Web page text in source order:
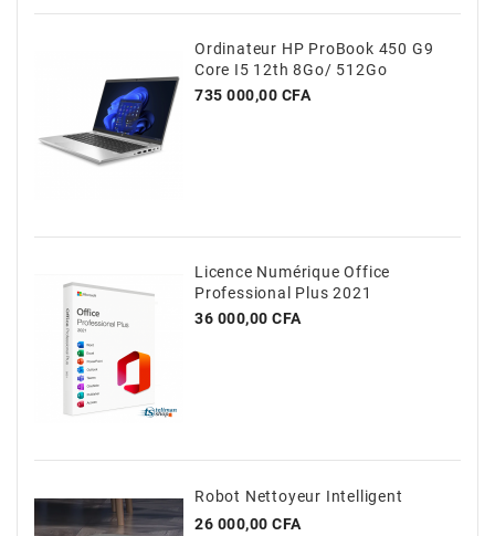
Ordinateur HP ProBook 450 G9
Core I5 12th 8Go/ 512Go
Prix
735 000,00 CFA
Licence Numérique Office
Professional Plus 2021
Prix
36 000,00 CFA
Robot Nettoyeur Intelligent
Prix
26 000,00 CFA